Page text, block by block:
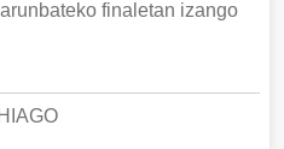
finaletan izango